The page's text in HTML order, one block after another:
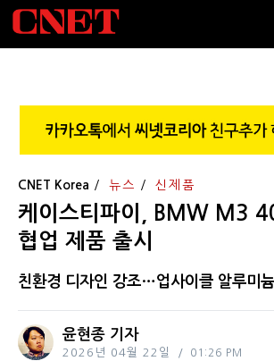
CNET Korea 뉴스 신제품
케이스티파이, BMW M3
협업 제품 출시
친환경 디자인 강조…업사이클 알루미
윤현종 기자
2026년 04월 22일 01:26 PM